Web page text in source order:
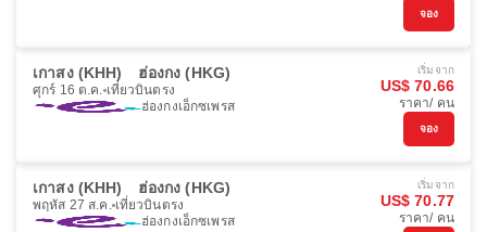
จอง
เกาสง (KHH) ฮ่องกง (HKG)
ศุกร์ 16 ต.ค. เที่ยวบินตรง
ฮ่องกงเอ็กซเพรส
เริ่มจาก
US$ 70.66
ราคา/ คน
จอง
เกาสง (KHH) ฮ่องกง (HKG)
พฤหัส 27 ส.ค. เที่ยวบินตรง
ฮ่องกงเอ็กซเพรส
เริ่มจาก
US$ 70.77
ราคา/ คน